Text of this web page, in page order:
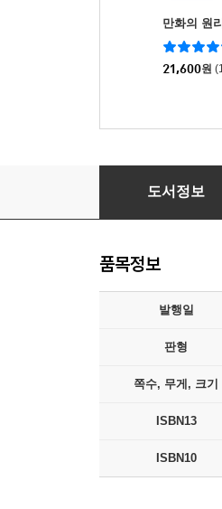
만화의 원리
21,600원
향신료의 역사
도서정보
품목정보
발행일
판형
쪽수, 무게, 크기
ISBN13
ISBN10